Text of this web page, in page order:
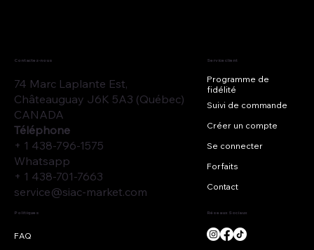
74 Marc Laplante Est,
Châteauguay J6K 5A3 (Québec)
CANADA
Téléphone
+ 1 438-796-1575
Whatsapp
+ 1 438-701-7663
service@siac-market.com
Contactez-nous Service client
Programme de
fidélité
Suivi de commande
Créer un compte
Se connecter
Forfaits
Contact
Politiques Réseaux Sociaux